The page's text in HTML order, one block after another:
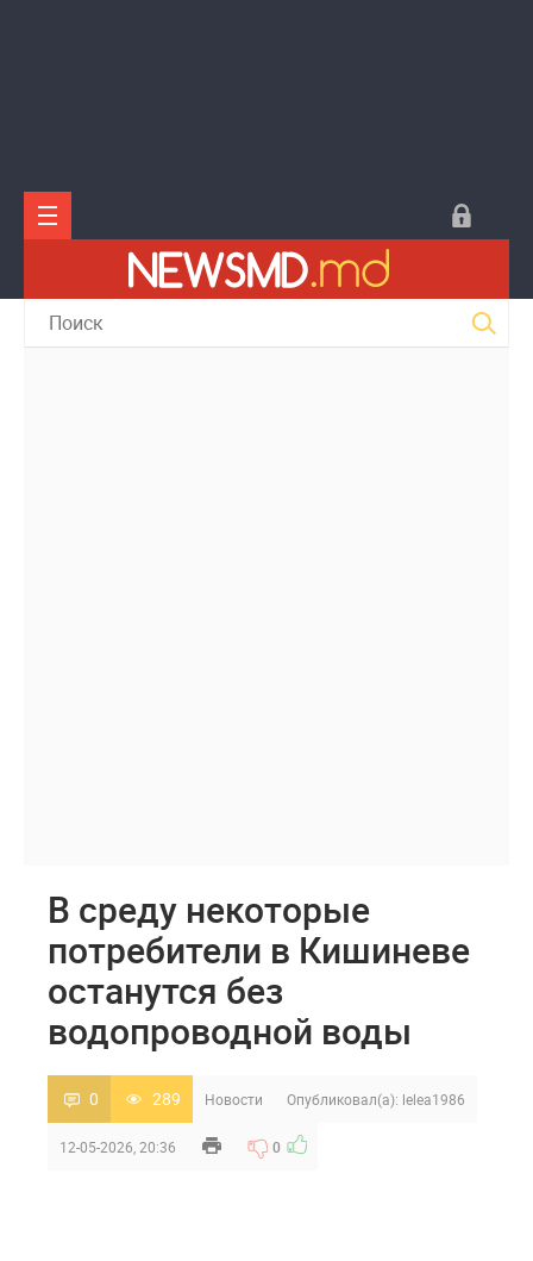
В среду некоторые
потребители в Кишиневе
останутся без
водопроводной воды
0 289 Новости Опубликовал(а): lelea1986
12-05-2026, 20:36 0